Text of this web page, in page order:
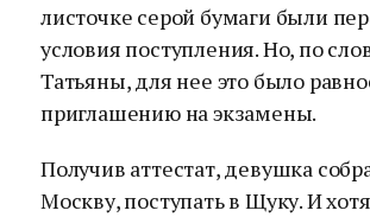
листочке серой бумаги были
условия поступления. Но, по
Татьяны, для нее это было
приглашению на экзамены.
Получив аттестат, девушка
Москву, поступать в Щуку. И